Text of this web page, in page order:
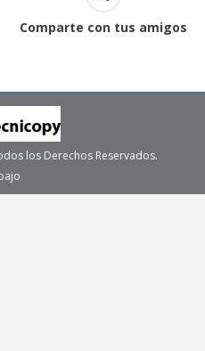
Comparte con tus amigos
los Derechos Reservados.